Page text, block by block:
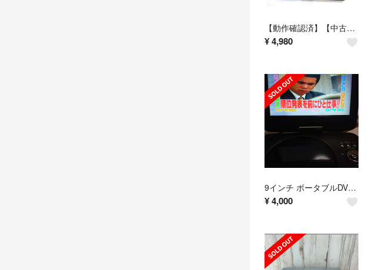
【動作確認済】【中古】FUZE 10.2インチ液晶 ポータブルDVDプレーヤー PDV102B ブラック系
¥4,980
9インチ ボータブルDVDプレーヤー フルセグ搭載
¥4,000